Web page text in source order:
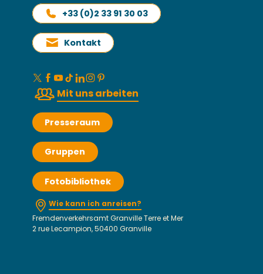
+33 (0)2 33 91 30 03
Kontakt
Mit uns arbeiten
Presseraum
Gruppen
Fotobibliothek
Wie kann ich anreisen?
Fremdenverkehrsamt Granville Terre et Mer
2 rue Lecampion, 50400 Granville